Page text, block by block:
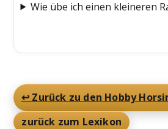
Wie übe ich einen kleineren
↩️ Zurück zu den Hobby
zurück zum Lexikon